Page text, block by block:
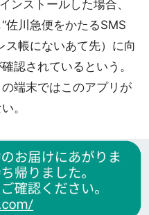
ンストールした場合、
佐川急便をかたるSMS
ス帳にないあて先）に向
認されているという。
端末ではこのアプリが
。